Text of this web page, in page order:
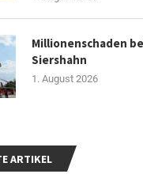
Millionenschaden
Siershahn
1. August 2026
ARTIKEL